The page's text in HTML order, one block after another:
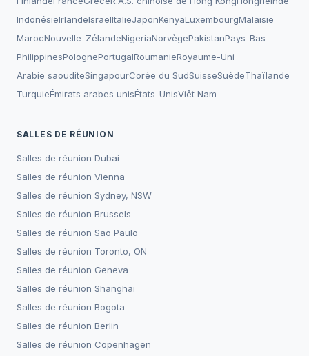
IndonésieIrlandeIsraëlItalieJaponKenyaLuxembourgMalaisie
MarocNouvelle-ZélandeNigeriaNorvègePakistanPays-Bas
PhilippinesPolognePortugalRoumanieRoyaume-Uni
Arabie saouditeSingapourCorée du SudSuisseSuèdeThaïlande
TurquieÉmirats arabes unisÉtats-UnisViêt Nam
SALLES DE RÉUNION
Salles de réunion Dubai
Salles de réunion Vienna
Salles de réunion Sydney, NSW
Salles de réunion Brussels
Salles de réunion Sao Paulo
Salles de réunion Toronto, ON
Salles de réunion Geneva
Salles de réunion Shanghai
Salles de réunion Bogota
Salles de réunion Berlin
Salles de réunion Copenhagen